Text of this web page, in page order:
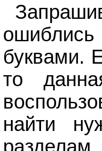
буквами.
то
найти